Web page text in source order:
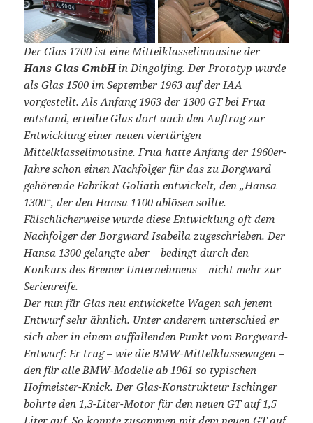
Der Glas 1700 ist eine Mittelklasselimousine der
Hans Glas GmbHin Dingolfing. Der Prototyp wurde
als Glas 1500 im September 1963 auf der IAA
vorgestellt. Als Anfang 1963 der 1300 GT bei Frua
entstand, erteilte Glas dort auch den Auftrag zur
Entwicklung einer neuen viertürigen
Mittelklasselimousine. Frua hatte Anfang der 1960er-
Jahre schon einen Nachfolger für das zu Borgward
gehörende Fabrikat Goliath entwickelt, den „Hansa
1300“, der den Hansa 1100 ablösen sollte.
Fälschlicherweise wurde diese Entwicklung oft dem
Nachfolger der Borgward Isabella zugeschrieben. Der
Hansa 1300 gelangte aber – bedingt durch den
Konkurs des Bremer Unternehmens – nicht mehr zur
Serienreife.
Der nun für Glas neu entwickelte Wagen sah jenem
Entwurf sehr ähnlich. Unter anderem unterschied er
sich aber in einem auffallenden Punkt vom Borgward-
Entwurf: Er trug – wie die BMW-Mittelklassewagen –
den für alle BMW-Modelle ab 1961 so typischen
Hofmeister-Knick. Der Glas-Konstrukteur Ischinger
bohrte den 1,3-Liter-Motor für den neuen GT auf 1,5